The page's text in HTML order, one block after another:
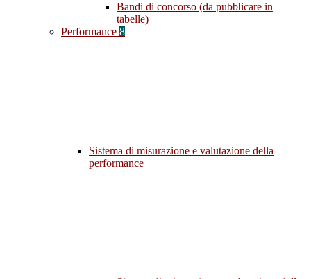
Bandi di concorso (da pubblicare in
tabelle)
Performance 8
Sistema di misurazione e valutazione della
performance